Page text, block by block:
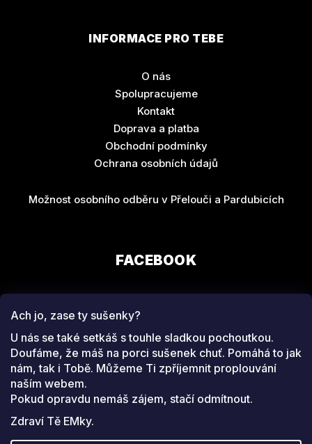
Ach jo, zase ty sušenky?
U nás se také setkáš s touhle sladkou pochoutkou.
Doufáme, že máš na porci sušenek chuť. Pomáhá to jak
nám, tak i Tobě. Můžeme Ti zpříjemnit proplouvání
naším webem.
Pokud opravdu nemáš zájem, stačí odmítnout.
Zdraví Tě EMky.
INFORMACE PRO TEBE
O nás
Spolupracujeme
Kontakt
Doprava a platba
Obchodní podmínky
Ochrana osobních údajů
Možnost osobního odběru v Přelouči a Pardubicích
FACEBOOK
SLEDUJ NÁS NA
INSTAGRAMU